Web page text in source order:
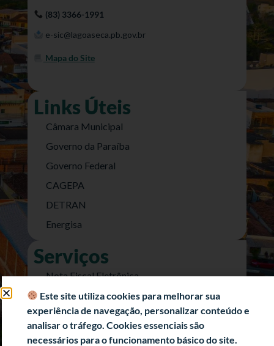
(83) 3366-1991
e-sic@lagoaseca.pb.gov.br
Mapa do Site
Links Úteis
Câmara Municipal
Governo da Paraíba
Governo Federal
CAGEPA
DETRAN
Energisa
Serviços
Nota Fiscal Eletrônica
e-SIC (Acesso a Informação)
Transparência Fiscal
História
Este site utiliza cookies para melhorar sua
experiência de navegação, personalizar conteúdo e
analisar o tráfego. Cookies essenciais são
necessários para o funcionamento básico do site.